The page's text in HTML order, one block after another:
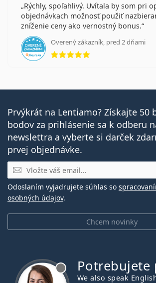
Rýchly, spoľahlivý. Uvítala by som pri
objednávkach možnosť použiť
zníženie ceny ako vernostný bonus.
Overený zákazník, pred 2 dňami
hodnotenie 5 z 5
Prvýkrát na Lentiamo? Získajte 50
bodov za prihlásenie sa k odberu
newslettra a vyberte si darček
prvej objednávke.
E-mail
Chcem novinky
Odoslaním vyjadrujete súhlas so
osobných údajov.
Potrebujete
We also speak